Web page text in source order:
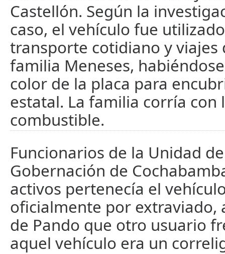
Castellón. Según la
caso, el vehículo fue
transporte cotidiano y viajes
familia Meneses,
color de la placa para
estatal. La familia corría con
combustible.
Funcionarios de la Unidad
Gobernación de
activos pertenecía el
oficialmente por extraviado,
de Pando que otro usuario
aquel vehículo era un